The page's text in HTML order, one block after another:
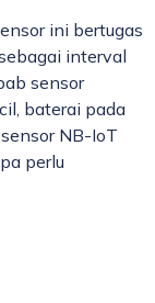
ini bertugas
interval
sensor
baterai pada
NB-IoT
perlu